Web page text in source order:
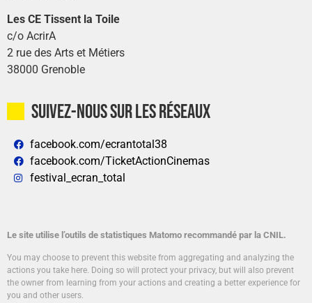
Les CE Tissent la Toile
c/o AcrirA
2 rue des Arts et Métiers
38000 Grenoble
Suivez-nous sur les réseaux
facebook.com/ecrantotal38
facebook.com/TicketActionCinemas
festival_ecran_total
Le site utilise l’outils de statistiques Matomo recommandé par la CNIL.
You may choose to prevent this website from aggregating and analyzing the
actions you take here. Doing so will protect your privacy, but will also prevent
the owner from learning from your actions and creating a better experience for
you and other users.